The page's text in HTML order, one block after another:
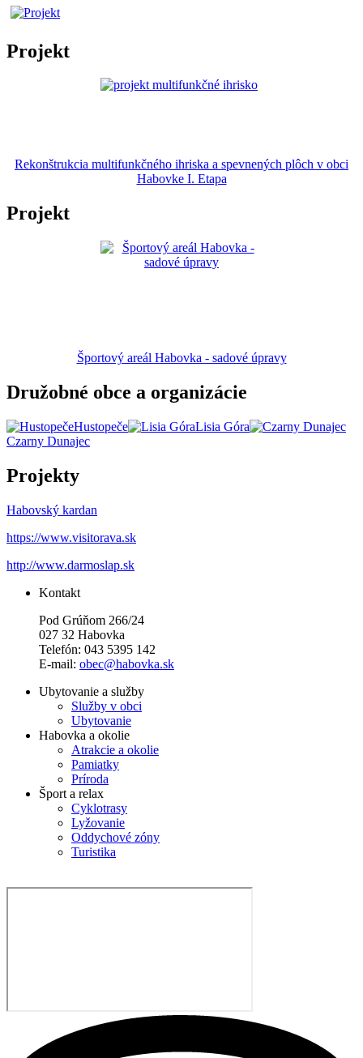
Projekt
Rekonštrukcia multifunkčného ihriska a spevnených plôch v obci
Habovke I. Etapa
Projekt
Športový areál Habovka - sadové úpravy
Družobné obce a organizácie
Hustopeče
Lisia Góra
Czarny Dunajec
Projekty
Habovský kardan
https://www.visitorava.sk
http://www.darmoslap.sk
Kontakt
Pod Grúňom 266/24
027 32 Habovka
Telefón: 043 5395 142
E-mail: obec@habovka.sk
Ubytovanie a služby
Služby v obci
Ubytovanie
Habovka a okolie
Atrakcie a okolie
Pamiatky
Príroda
Šport a relax
Cyklotrasy
Lyžovanie
Oddychové zóny
Turistika